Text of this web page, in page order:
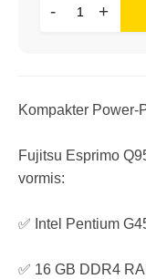
- +
Kompakter Power-
Fujitsu Esprimo
vormis:
✅ Intel Pentium
✅ 16 GB DDR4